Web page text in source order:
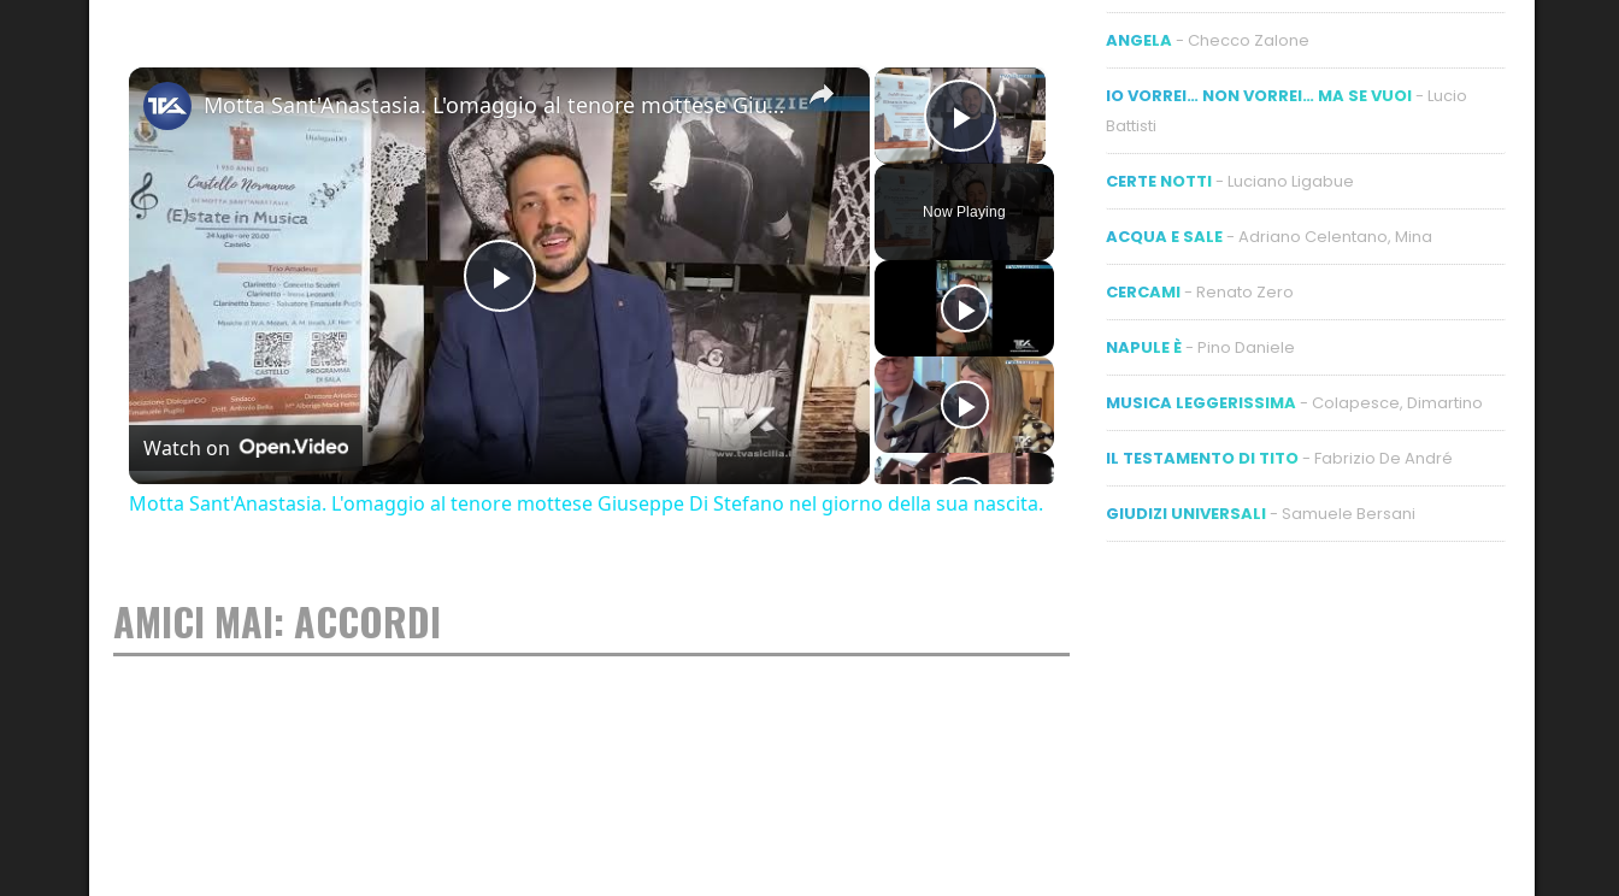
×
Play Video
Now Playing
×
Play
Motta Sant'Anastasia. L'omaggio al tenore mottese Giuseppe Di Stefano nel giorno della sua nascita.
Watch on
Motta Sant'Anastasia. L'omaggio al tenore mottese Giuseppe Di Stefano nel giorno della sua nascita.
AMICI MAI: ACCORDI
ANGELA - Checco Zalone
IO VORREI… NON VORREI… MA SE VUOI - Lucio
Battisti
CERTE NOTTI - Luciano Ligabue
ACQUA E SALE - Adriano Celentano, Mina
CERCAMI - Renato Zero
NAPULE È - Pino Daniele
MUSICA LEGGERISSIMA - Colapesce, Dimartino
IL TESTAMENTO DI TITO - Fabrizio De André
GIUDIZI UNIVERSALI - Samuele Bersani